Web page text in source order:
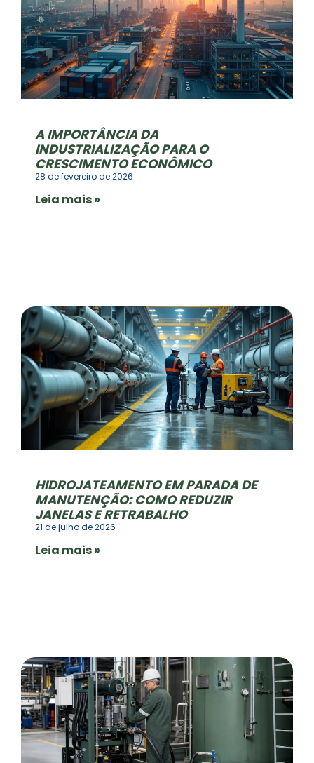
A IMPORTÂNCIA DA
INDUSTRIALIZAÇÃO PARA O
CRESCIMENTO ECONÔMICO
28 de fevereiro de 2026
Leia mais »
HIDROJATEAMENTO EM PARADA DE
MANUTENÇÃO: COMO REDUZIR
JANELAS E RETRABALHO
21 de julho de 2026
Leia mais »